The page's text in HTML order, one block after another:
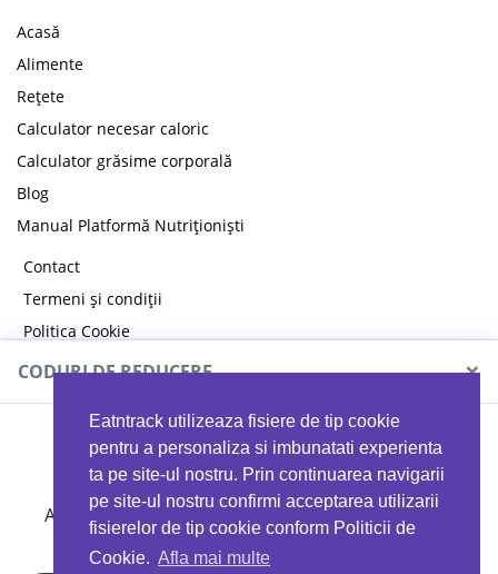
Eatntrack utilizeaza fisiere de tip cookie
pentru a personaliza si imbunatati experienta
ta pe site-ul nostru. Prin continuarea navigarii
pe site-ul nostru confirmi acceptarea utilizarii
fisierelor de tip cookie conform Politicii de
Cookie. Afla mai multe
Acasă
Alimente
Rețete
Calculator necesar caloric
Calculator grăsime corporală
Blog
Manual Platformă Nutriționiști
Contact
Termeni și condiții
Politica Cookie
Politica de confidențialitate
CODURI DE REDUCERE ×
MYPROTEIN
Ai 40%reducere la orice comandă folosind codul
EATTRACK